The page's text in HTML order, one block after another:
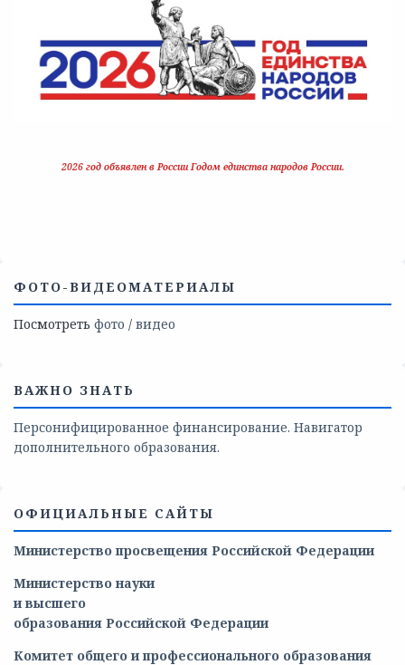
2026 год объявлен в России Годом единства народов России.
ФОТО-ВИДЕОМАТЕРИАЛЫ
Посмотреть фото / видео
ВАЖНО ЗНАТЬ
Персонифицированное финансирование. Навигатор
дополнительного образования.
ОФИЦИАЛЬНЫЕ САЙТЫ
Министерство просвещения Российской Федерации
Министерство науки
и высшего
образования Российской Федерации
Комитет общего и профессионального образования